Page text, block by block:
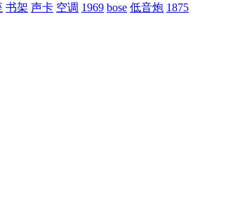
书架 声卡 空调 1969 bose 低音炮 1875